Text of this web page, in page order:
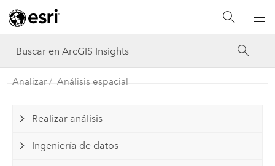
Analizar Análisis espacial
Realizar análisis
Ingeniería de datos